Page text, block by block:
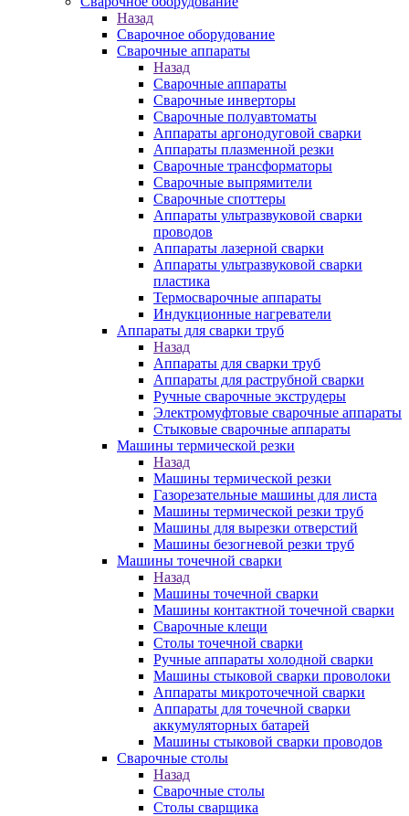
Назад
Сварочное оборудование
Сварочные аппараты
Назад
Сварочные аппараты
Сварочные инверторы
Сварочные полуавтоматы
Аппараты аргонодуговой сварки
Аппараты плазменной резки
Сварочные трансформаторы
Сварочные выпрямители
Сварочные споттеры
Аппараты ультразвуковой сварки
проводов
Аппараты лазерной сварки
Аппараты ультразвуковой сварки
пластика
Термосварочные аппараты
Индукционные нагреватели
Аппараты для сварки труб
Назад
Аппараты для сварки труб
Аппараты для раструбной сварки
Ручные сварочные экструдеры
Электромуфтовые сварочные аппараты
Стыковые сварочные аппараты
Машины термической резки
Назад
Машины термической резки
Газорезательные машины для листа
Машины термической резки труб
Машины для вырезки отверстий
Машины безогневой резки труб
Машины точечной сварки
Назад
Машины точечной сварки
Машины контактной точечной сварки
Сварочные клещи
Столы точечной сварки
Ручные аппараты холодной сварки
Машины стыковой сварки проволоки
Аппараты микроточечной сварки
Аппараты для точечной сварки
аккумуляторных батарей
Машины стыковой сварки проводов
Сварочные столы
Назад
Сварочные столы
Столы сварщика